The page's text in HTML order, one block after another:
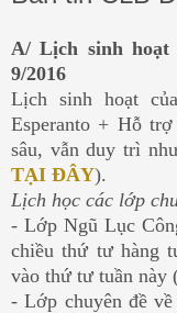
A/ Lịch sinh
9/2016
Lịch sinh hoạt
Esperanto + Hỗ
sâu, vẫn duy trì
TẠI ĐÂY).
Lịch học các lớp
- Lớp Ngũ Lục
chiều thứ tư hàng
vào thứ tư tuần này
- Lớp chuyên đề